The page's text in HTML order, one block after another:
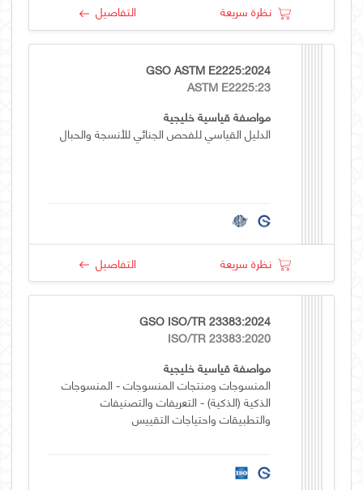
نظرة سريعة التفاصيل
GSO ASTM E2225:2024
ASTM E2225:23
مواصفة قياسية خليجية
الدليل القياسي للفحص الجنائي للأنسجة والحبال
نظرة سريعة التفاصيل
GSO ISO/TR 23383:2024
ISO/TR 23383:2020
مواصفة قياسية خليجية
المنسوجات ومنتجات المنسوجات - المنسوجات
الذكية (الذكية) - التعريفات والتصنيفات
والتطبيقات واحتياجات التقييس